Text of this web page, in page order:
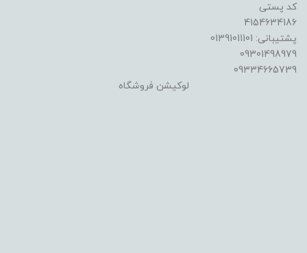
کد پستی
4154634186
پشتیبانی: 01391011101
09301498979
09334665739
لوکیشن فروشگاه